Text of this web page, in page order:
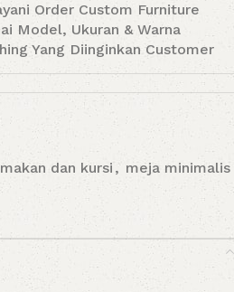
Order Custom Furniture
Model, Ukuran & Warna
Yang Diinginkan Customer
dan kursi , meja minimalis